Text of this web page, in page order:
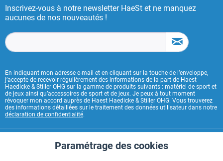
Inscrivez-vous à notre newsletter HaeSt et ne manquez
aucunes de nos nouveautés !
En indiquant mon adresse e-mail et en cliquant sur la touche de l’enveloppe,
j’accepte de recevoir régulièrement des informations de la part de Haest
Haedicke & Stiller OHG sur la gamme de produits suivants : matériel de sport et
de jeux ainsi qu’accessoires de sport et de jeux. Je peux à tout moment
révoquer mon accord auprès de Haest Haedicke & Stiller OHG. Vous trouverez
des informations détaillées sur le traitement des données utilisateur dans notre
déclaration de confidentialité.
Fonctionnels Aktiv
Paramétrage des cookies